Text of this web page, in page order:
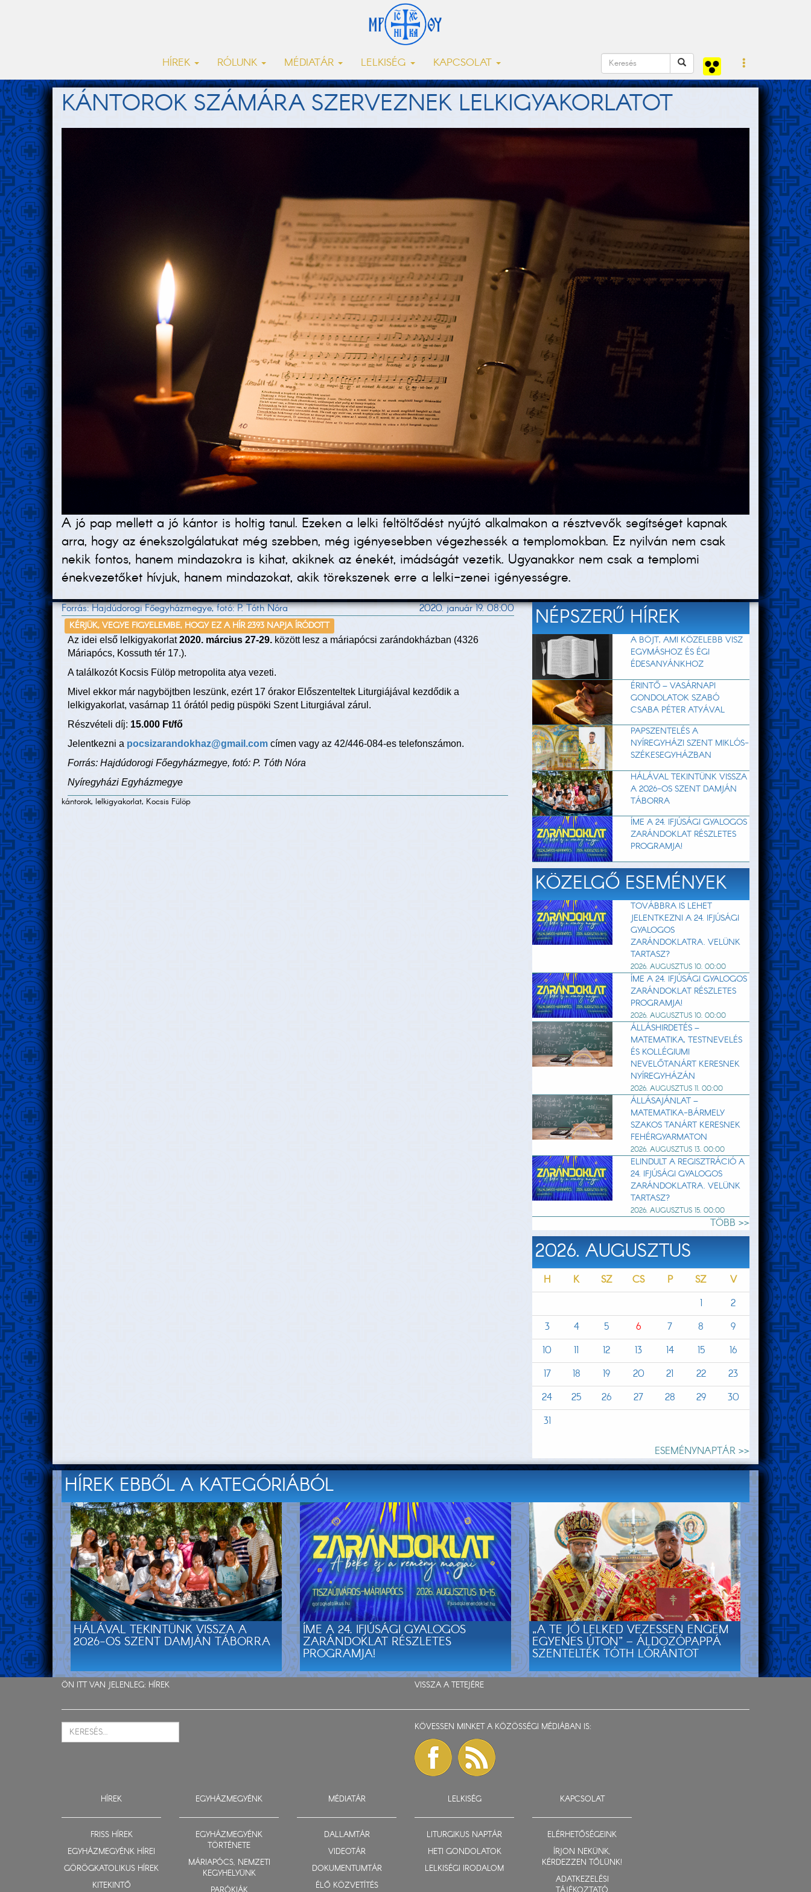
HÍREK RÓLUNK MÉDIATÁR LELKISÉG KAPCSOLAT
KÁNTOROK SZÁMÁRA SZERVEZNEK LELKIGYAKORLATOT
A jó pap mellett a jó kántor is holtig tanul. Ezeken a lelki feltöltődést nyújtó alkalmakon a résztvevők segítséget kapnak
arra, hogy az énekszolgálatukat még szebben, még igényesebben végezhessék a templomokban. Ez nyilván nem csak
nekik fontos, hanem mindazokra is kihat, akiknek az énekét, imádságát vezetik. Ugyanakkor nem csak a templomi
énekvezetőket hívjuk, hanem mindazokat, akik törekszenek erre a lelki-zenei igényességre.
Forrás: Hajdúdorogi Főegyházmegye, fotó: P. Tóth Nóra 2020. január 19. 08:00
KÉRJÜK, VEGYE FIGYELEMBE, HOGY EZ A HÍR 2393 NAPJA ÍRÓDOTT
Az idei első lelkigyakorlat2020. március 27-29. között lesz a máriapócsi zarándokházban (4326
Máriapócs, Kossuth tér 17.).
A találkozót Kocsis Fülöp metropolita atya vezeti.
Mivel ekkor már nagyböjtben leszünk, ezért 17 órakor Előszenteltek Liturgiájával kezdődik a
lelkigyakorlat, vasárnap 11 órától pedig püspöki Szent Liturgiával zárul.
Részvételi díj: 15.000 Ft/fő
Jelentkezni a pocsizarandokhaz@gmail.com címen vagy az 42/446-084-es telefonszámon.
Forrás: Hajdúdorogi Főegyházmegye, fotó: P. Tóth Nóra
Nyíregyházi Egyházmegye
kántorok, lelkigyakorlat, Kocsis Fülöp
NÉPSZERŰ HÍREK
A BÖJT, AMI KÖZELEBB VISZ
EGYMÁSHOZ ÉS ÉGI
ÉDESANYÁNKHOZ
ÉRINTŐ – VASÁRNAPI
GONDOLATOK SZABÓ
CSABA PÉTER ATYÁVAL
PAPSZENTELÉS A
NYÍREGYHÁZI SZENT MIKLÓS-
SZÉKESEGYHÁZBAN
HÁLÁVAL TEKINTÜNK VISSZA
A 2026-OS SZENT DAMJÁN
TÁBORRA
ÍME A 24. IFJÚSÁGI GYALOGOS
ZARÁNDOKLAT RÉSZLETES
PROGRAMJA!
KÖZELGŐ ESEMÉNYEK
TOVÁBBRA IS LEHET
JELENTKEZNI A 24. IFJÚSÁGI
GYALOGOS
ZARÁNDOKLATRA. VELÜNK
TARTASZ?
2026. AUGUSZTUS 10. 00:00
ÍME A 24. IFJÚSÁGI GYALOGOS
ZARÁNDOKLAT RÉSZLETES
PROGRAMJA!
2026. AUGUSZTUS 10. 00:00
ÁLLÁSHIRDETÉS –
MATEMATIKA, TESTNEVELÉS
ÉS KOLLÉGIUMI
NEVELŐTANÁRT KERESNEK
NYÍREGYHÁZÁN
2026. AUGUSZTUS 11. 00:00
ÁLLÁSAJÁNLAT –
MATEMATIKA-BÁRMELY
SZAKOS TANÁRT KERESNEK
FEHÉRGYARMATON
2026. AUGUSZTUS 13. 00:00
ELINDULT A REGISZTRÁCIÓ A
24. IFJÚSÁGI GYALOGOS
ZARÁNDOKLATRA. VELÜNK
TARTASZ?
2026. AUGUSZTUS 15. 00:00
TÖBB >>
2026. AUGUSZTUS
H K SZ CS P SZ
V
1
2
3
4 5 6 7 8
9
10
11 12 13 14 15
16
17
18 19 20 21 22
23
24
25 26 27 28 29
30
31
ESEMÉNYNAPTÁR >>
HÍREK EBBŐL A KATEGÓRIÁBÓL
HÁLÁVAL TEKINTÜNK VISSZA A
2026-OS SZENT DAMJÁN TÁBORRA
ÍME A 24. IFJÚSÁGI GYALOGOS
ZARÁNDOKLAT RÉSZLETES
PROGRAMJA!
„A TE JÓ LELKED VEZESSEN ENGEM
EGYENES ÚTON” – ÁLDOZÓPAPPÁ
SZENTELTÉK TÓTH LÓRÁNTOT
ÖN ITT VAN JELENLEG: HÍREK VISSZA A TETEJÉRE
KÖVESSEN MINKET A KÖZÖSSÉGI MÉDIÁBAN IS:
HÍREK
FRISS HÍREK
EGYHÁZMEGYÉNK HÍREI
GÖRÖGKATOLIKUS HÍREK
KITEKINTŐ
EGYHÁZMEGYÉNK
EGYHÁZMEGYÉNK
TÖRTÉNETE
MÁRIAPÓCS, NEMZETI
KEGYHELYÜNK
MÉDIATÁR
DALLAMTÁR
VIDEOTÁR
DOKUMENTUMTÁR
ÉLŐ KÖZVETÍTÉS
LELKISÉG
LITURGIKUS NAPTÁR
HETI GONDOLATOK
LELKISÉGI IRODALOM
KAPCSOLAT
ELÉRHETŐSÉGEINK
ÍRJON NEKÜNK,
KÉRDEZZEN TŐLÜNK!
ADATKEZELÉSI